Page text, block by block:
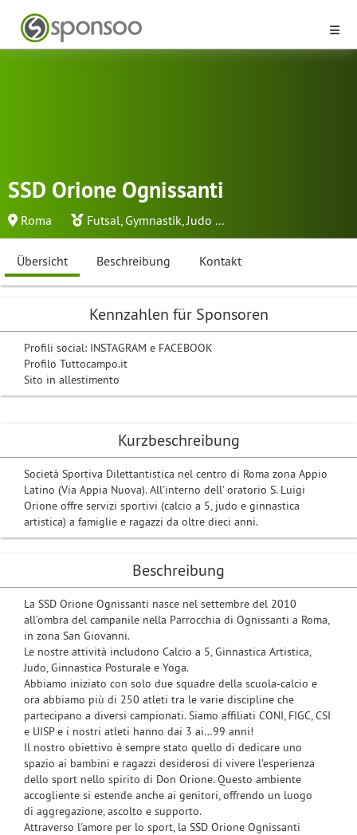
SSD Orione Ognissanti
Roma Futsal, Gymnastik,Judo ...
Übersicht Beschreibung Kontakt
Kurzbeschreibung
Società Sportiva Dilettantistica nel centro di Roma zona Appio
Latino (Via Appia Nuova). All'interno dell' oratorio S. Luigi
Orione offre servizi sportivi (calcio a 5, judo e ginnastica
artistica) a famiglie e ragazzi da oltre dieci anni.
Beschreibung
La SSD Orione Ognissanti nasce nel settembre del 2010
all’ombra del campanile nella Parrocchia di Ognissanti a Roma,
in zona San Giovanni.
Le nostre attività includono Calcio a 5, Ginnastica Artistica,
Judo, Ginnastica Posturale e Yoga.
Abbiamo iniziato con solo due squadre della scuola-calcio e
ora abbiamo più di 250 atleti tra le varie discipline che
partecipano a diversi campionati. Siamo affiliati CONI, FIGC, CSI
e UISP e i nostri atleti hanno dai 3 ai…99 anni!
Il nostro obiettivo è sempre stato quello di dedicare uno
spazio ai bambini e ragazzi desiderosi di vivere l'esperienza
dello sport nello spirito di Don Orione. Questo ambiente
accogliente si estende anche ai genitori, offrendo un luogo
di aggregazione, ascolto e supporto.
Attraverso l'amore per lo sport, la SSD Orione Ognissanti
Kennzahlen für Sponsoren
Profili social: INSTAGRAM e FACEBOOK
Profilo Tuttocampo.it
Sito in allestimento